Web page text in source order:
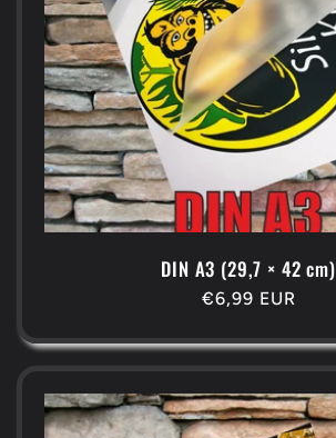
DIN A3 (29,7 × 42 cm)
Normaler
€6,99 EUR